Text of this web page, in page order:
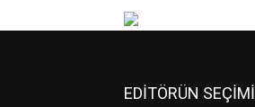
EDİTÖRÜN SEÇİMİ